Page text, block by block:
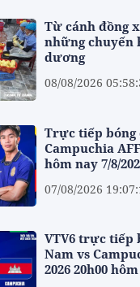
Từ cánh đồng
những chuyến
dương
08/08/2026
Trực tiếp bóng
Campuchia
hôm nay 7/8/
07/08/2026
VTV6 trực tiếp
Nam vs
2026 20h00